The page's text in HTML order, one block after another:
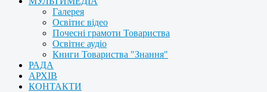
Галерея
Освітнє відео
Почесні грамоти Товариства
Освітнє аудіо
Книги Товариства "Знання"
РАДА
АРХІВ
КОНТАКТИ